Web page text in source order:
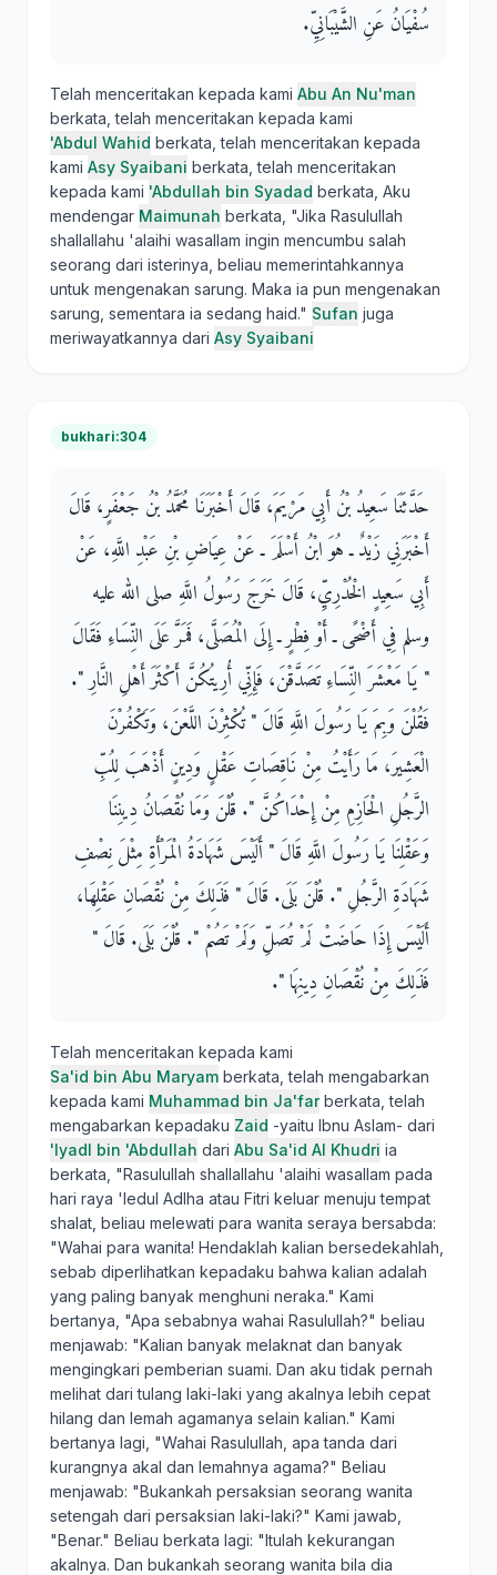
سُفْيَانُ عَنِ الشَّيْبَانِيِّ‏.‏
Telah menceritakan kepada kami Abu An Nu'man
berkata, telah menceritakan kepada kami
'Abdul Wahid berkata, telah menceritakan kepada
kami Asy Syaibani berkata, telah menceritakan
kepada kami 'Abdullah bin Syadad berkata, Aku
mendengar Maimunah berkata, "Jika Rasulullah
shallallahu 'alaihi wasallam ingin mencumbu salah
seorang dari isterinya, beliau memerintahkannya
untuk mengenakan sarung. Maka ia pun mengenakan
sarung, sementara ia sedang haid." Sufan juga
meriwayatkannya dari Asy Syaibani
bukhari:304
حَدَّثَنَا سَعِيدُ بْنُ أَبِي مَرْيَمَ، قَالَ أَخْبَرَنَا مُحَمَّدُ بْنُ جَعْفَرٍ، قَالَ
أَخْبَرَنِي زَيْدٌ ـ هُوَ ابْنُ أَسْلَمَ ـ عَنْ عِيَاضِ بْنِ عَبْدِ اللَّهِ، عَنْ
أَبِي سَعِيدٍ الْخُدْرِيِّ، قَالَ خَرَجَ رَسُولُ اللَّهِ صلى الله عليه
وسلم فِي أَضْحًى ـ أَوْ فِطْرٍ ـ إِلَى الْمُصَلَّى، فَمَرَّ عَلَى النِّسَاءِ فَقَالَ
‏"‏ يَا مَعْشَرَ النِّسَاءِ تَصَدَّقْنَ، فَإِنِّي أُرِيتُكُنَّ أَكْثَرَ أَهْلِ النَّارِ ‏"‏‏.‏
فَقُلْنَ وَبِمَ يَا رَسُولَ اللَّهِ قَالَ ‏"‏ تُكْثِرْنَ اللَّعْنَ، وَتَكْفُرْنَ
الْعَشِيرَ، مَا رَأَيْتُ مِنْ نَاقِصَاتِ عَقْلٍ وَدِينٍ أَذْهَبَ لِلُبِّ
الرَّجُلِ الْحَازِمِ مِنْ إِحْدَاكُنَّ ‏"‏‏.‏ قُلْنَ وَمَا نُقْصَانُ دِينِنَا
وَعَقْلِنَا يَا رَسُولَ اللَّهِ قَالَ ‏"‏ أَلَيْسَ شَهَادَةُ الْمَرْأَةِ مِثْلَ نِصْفِ
شَهَادَةِ الرَّجُلِ ‏"‏‏.‏ قُلْنَ بَلَى‏.‏ قَالَ ‏"‏ فَذَلِكَ مِنْ نُقْصَانِ عَقْلِهَا،
أَلَيْسَ إِذَا حَاضَتْ لَمْ تُصَلِّ وَلَمْ تَصُمْ ‏"‏‏.‏ قُلْنَ بَلَى‏.‏ قَالَ ‏"‏
فَذَلِكَ مِنْ نُقْصَانِ دِينِهَا ‏"‏‏.‏
Telah menceritakan kepada kami
Sa'id bin Abu Maryam berkata, telah mengabarkan
kepada kami Muhammad bin Ja'farberkata, telah
mengabarkan kepadaku Zaid -yaitu Ibnu Aslam- dari
'Iyadl bin 'Abdullah dari Abu Sa'id Al Khudri ia
berkata, "Rasulullah shallallahu 'alaihi wasallam pada
hari raya 'Iedul Adlha atau Fitri keluar menuju tempat
shalat, beliau melewati para wanita seraya bersabda:
"Wahai para wanita! Hendaklah kalian bersedekahlah,
sebab diperlihatkan kepadaku bahwa kalian adalah
yang paling banyak menghuni neraka." Kami
bertanya, "Apa sebabnya wahai Rasulullah?" beliau
menjawab: "Kalian banyak melaknat dan banyak
mengingkari pemberian suami. Dan aku tidak pernah
melihat dari tulang laki-laki yang akalnya lebih cepat
hilang dan lemah agamanya selain kalian." Kami
bertanya lagi, "Wahai Rasulullah, apa tanda dari
kurangnya akal dan lemahnya agama?" Beliau
menjawab: "Bukankah persaksian seorang wanita
setengah dari persaksian laki-laki?" Kami jawab,
"Benar." Beliau berkata lagi: "Itulah kekurangan
akalnya. Dan bukankah seorang wanita bila dia